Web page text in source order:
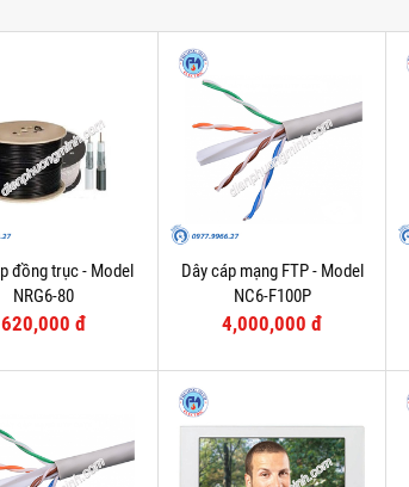
đồng trục - Model
NRG6-80
620,000 đ
Dây cáp mạng FTP - Model
NC6-F100P
4,000,000 đ